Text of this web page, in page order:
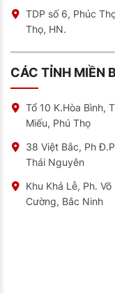
TDP số 6, Phúc
Thọ, HN.
CÁC TỈNH MIỀN
Tổ 10 K.Hòa Bình,
Miếu, Phú Thọ
38 Việt Bắc, Ph
Thái Nguyên
Khu Khả Lễ, Ph. Võ
Cường, Bắc Ninh